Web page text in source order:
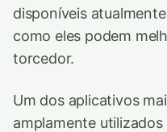
disponíveis
como eles podem
torcedor.
Um dos aplicativos
amplamente utilizados